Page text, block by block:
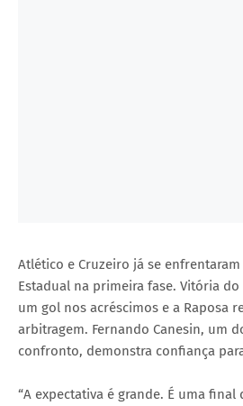
Atlético e Cruzeiro já se
Estadual na primeira fase. Vitória do
um gol nos acréscimos e a Raposa
arbitragem. Fernando Canesin, um
confronto, demonstra confiança
“A expectativa é grande. É uma